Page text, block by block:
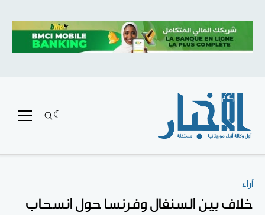
آراء
خلاف بين السنغال وفرنسا حول انسحاب